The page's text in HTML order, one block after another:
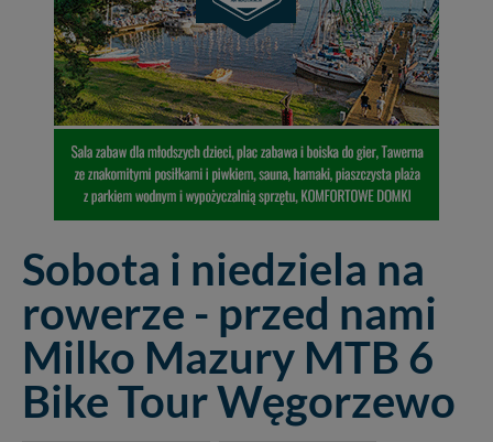
Sobota i niedziela na
rowerze - przed nami
Milko Mazury MTB 6
Bike Tour Węgorzewo